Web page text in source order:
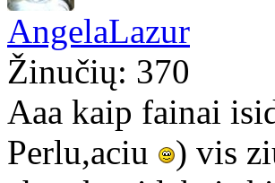
AngelaLazur
Žinučių: 370
Aaa kaip fainai
Perlu,aciu
) vis